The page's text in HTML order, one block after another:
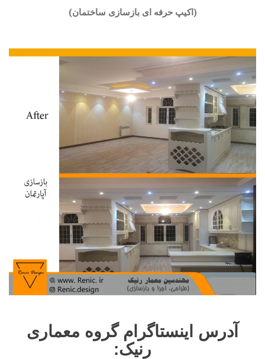
(اکیپ حرفه ای بازسازی ساختمان)
آدرس اینستاگرام گروه معماری
رنیک: